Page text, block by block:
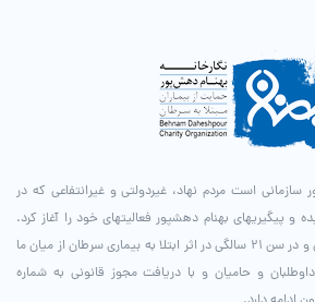
است مردم نهاد، غیردولتی و غیرانتفاعی که در
۱۳۷۴ برپایه ایده و پیگیری­های بهنام دهش­پور فعالیت­های خود را آغاز کرد.
بهنام در سوم اسفند همان سال و در سن ۲۱ سالگی در اثر ابتلا به بیماری سرطان از میان ما
و حامیان و با دریافت مجوز قانونی به شماره